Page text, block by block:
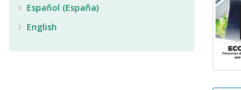
Español (España)
English